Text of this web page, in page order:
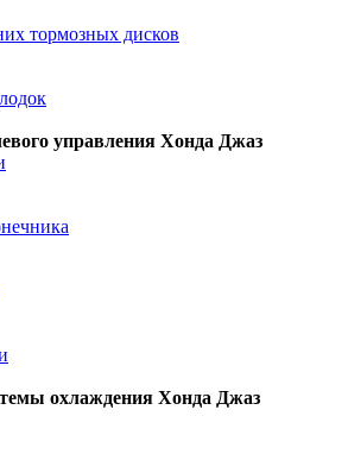
тормозных дисков
управления Хонда Джаз
охлаждения Хонда Джаз